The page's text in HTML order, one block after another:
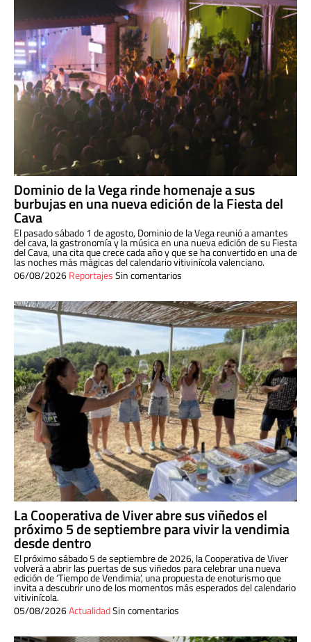
Dominio de la Vega rinde homenaje a sus
burbujas en una nueva edición de la Fiesta del
Cava
El pasado sábado 1 de agosto, Dominio de la Vega reunió a amantes
del cava, la gastronomía y la música en una nueva edición de su Fiesta
del Cava, una cita que crece cada año y que se ha convertido en una de
las noches más mágicas del calendario vitivinícola valenciano.
06/08/2026ReportajesSin comentarios
La Cooperativa de Viver abre sus viñedos el
próximo 5 de septiembre para vivir la vendimia
desde dentro
El próximo sábado 5 de septiembre de 2026, la Cooperativa de Viver
volverá a abrir las puertas de sus viñedos para celebrar una nueva
edición de ‘Tiempo de Vendimia’, una propuesta de enoturismo que
invita a descubrir uno de los momentos más esperados del calendario
vitivinícola.
05/08/2026ActualidadSin comentarios